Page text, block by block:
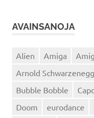
AVAINSANOJA
Alien Amiga
Arnold
Bubble Bobble
Doom
eurodance